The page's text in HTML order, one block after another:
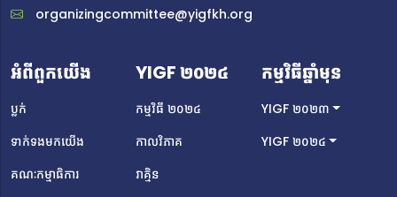
ពិសេសក្រុមយុវជន។គណៈកម្មាធិការអភិវឌ្ឍន៍គេហទំព័រ ចាន់ ទី អាយុ
ពីបណ្ឌិតសភាបច្ចេកវិទ្យាឌីជីថលកម្ពុជា (CADT) ហើយបានបញ្ចប់
សញ្ញាបត្រផ្នែកវិស្វកម្មសូហ្វវែរនៅសាកលវិទ្យាល័យអាមេរិកាំងភ្នំពេញ
(AUPP)។ទី បានស្គាល់ពីវេទិកា YIGF Cambodia ជាលើកដំបូង
បង្អស់នៅក្នុងឆ្នាំ ២០២៣ តាមរយៈសាលារបស់លោក ដែលភ្លាមៗ
នោះ លោកក៏មានចំណាប់អារម្មណ៍ ដោយសារកម្មវិធី
នេះផ្តោតលើបច្ចេកវិទ្យា និងការគាំទ្រលើប្រធានបទអ៊ីនធឺណិត។ ជា
organizingcommittee@yigfkh.org
អំពីពួកយើង
ប្លក់
ទាក់ទងមកយើង
គណៈកម្មាធិការ
YIGF ២០២៤
កម្មវិធី ២០២៤
កាលវិភាគ
វាគ្មិន
កម្មវិធីឆ្នាំមុន
YIGF ២០២៣
YIGF ២០២៤